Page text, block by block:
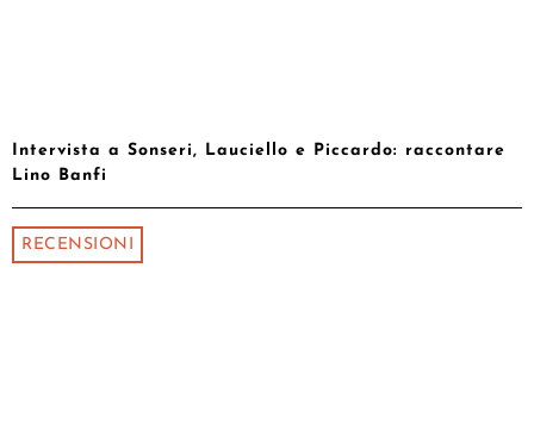
Intervista a Sonseri, Lauciello e Piccardo: raccontare
Lino Banfi
RECENSIONI